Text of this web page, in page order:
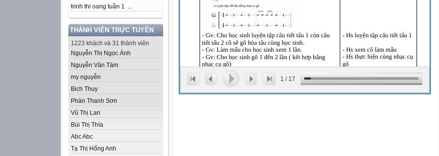
trinh thi oang tuần 1 ...
THÀNH VIÊN TRỰC TUYẾN
1223 khách và 31 thành viên
Nguyễn Thị Ngọc Ánh
Nguyễn Văn Tám
my nguyễn
Bich Thuy
Phàn Thanh Sơn
Vũ Thị Lan
Bùi Thị Thía
Abc Abc
Tạ Thị Hống Anh
1 / 17